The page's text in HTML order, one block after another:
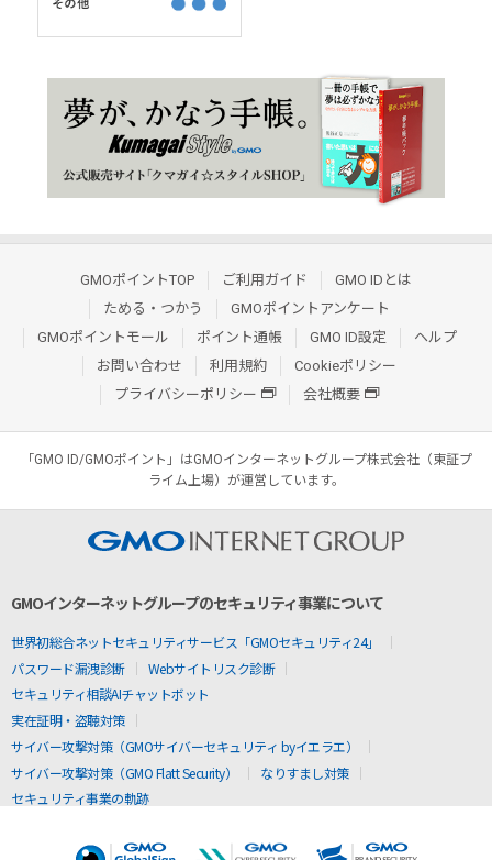
GMOポイントTOP ご利用ガイド
GMO IDとは
ためる・つかう
GMOポイントアンケート
GMOポイントモール
ポイント通帳 GMO ID設定
ヘルプ
お問い合わせ
利用規約
Cookieポリシー
プライバシーポリシー
会社概要
「GMO ID/GMOポイント」はGMOインターネットグループ株式会社（東証プ
ライム上場）が運営しています。
GMOインターネットグループのセキュリティ事業について
世界初総合ネットセキュリティサービス「GMOセキュリティ24」
パスワード漏洩診断
Webサイトリスク診断
セキュリティ相談AIチャットボット
実在証明・盗聴対策
サイバー攻撃対策（GMOサイバーセキュリティ byイエラエ）
サイバー攻撃対策（GMO Flatt Security）
なりすまし対策
セキュリティ事業の軌跡